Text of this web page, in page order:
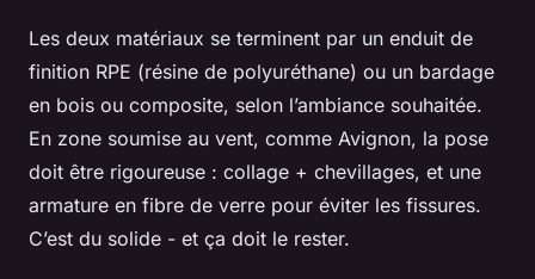
Les deux matériaux se terminent par un enduit de
finition RPE (résine de polyuréthane) ou un bardage
en bois ou composite, selon l’ambiance souhaitée.
En zone soumise au vent, comme Avignon, la pose
doit être rigoureuse : collage + chevillages, et une
armature en fibre de verre pour éviter les fissures.
C’est du solide - et ça doit le rester.